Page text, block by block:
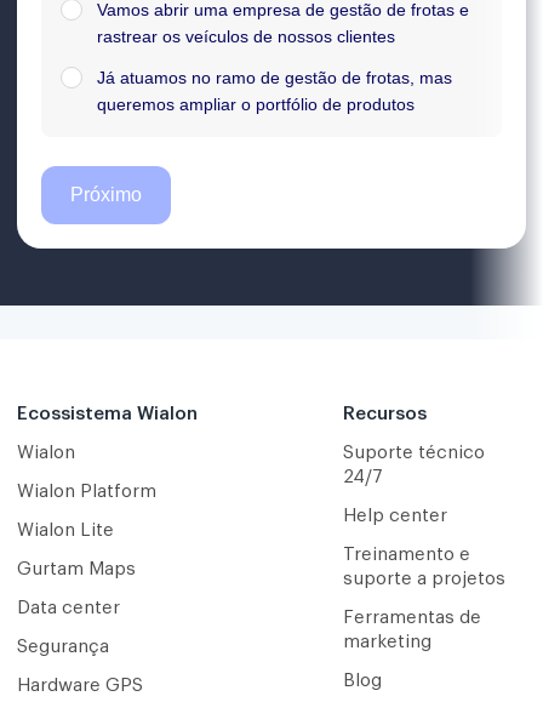
Ecossistema Wialon
Wialon
Wialon Platform
Wialon Lite
Gurtam Maps
Data center
Segurança
Hardware GPS
Recursos
Suporte técnico
24/7
Help center
Treinamento e
suporte a projetos
Ferramentas de
marketing
Blog